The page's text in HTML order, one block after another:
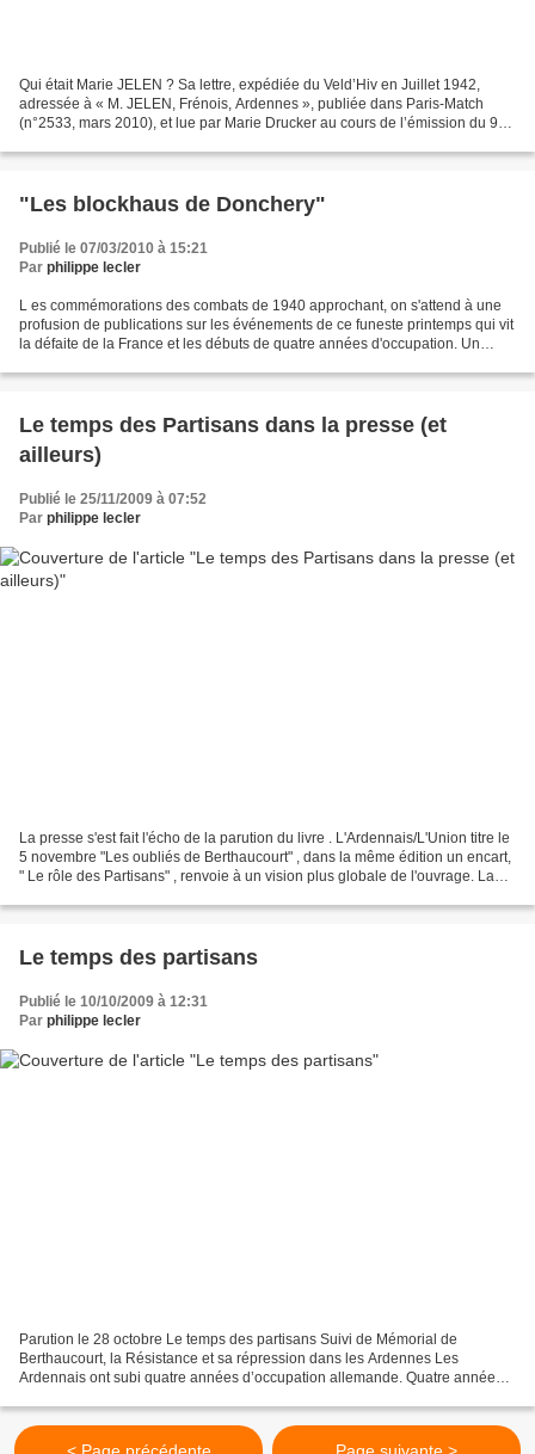
Qui était Marie JELEN ? Sa lettre, expédiée du Veld’Hiv en Juillet 1942,
adressée à « M. JELEN, Frénois, Ardennes », publiée dans Paris-Match
(n°2533, mars 2010), et lue par Marie Drucker au cours de l’émission du 9
"Les blockhaus de Donchery"
Publié le 07/03/2010 à 15:21
Par philippe lecler
L es commémorations des combats de 1940 approchant, on s'attend à une
profusion de publications sur les événements de ce funeste printemps qui vit
la défaite de la France et les débuts de quatre années d'occupation. Un
Le temps des Partisans dans la presse (et
ailleurs)
Publié le 25/11/2009 à 07:52
Par philippe lecler
La presse s'est fait l'écho de la parution du livre . L'Ardennais/L'Union titre le
5 novembre "Les oubliés de Berthaucourt" , dans la même édition un encart,
" Le rôle des Partisans" , renvoie à un vision plus globale de l'ouvrage. La
Le temps des partisans
Publié le 10/10/2009 à 12:31
Par philippe lecler
Parution le 28 octobre Le temps des partisans Suivi de Mémorial de
Berthaucourt, la Résistance et sa répression dans les Ardennes Les
Ardennais ont subi quatre années d’occupation allemande. Quatre années